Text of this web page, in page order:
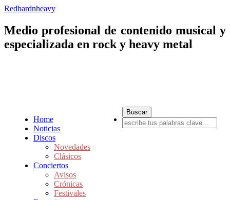
Redhardnheavy
Medio profesional de contenido musical y
especializada en rock y heavy metal
Home
Noticias
Discos
Novedades
Clásicos
Conciertos
Avisos
Crónicas
Festivales